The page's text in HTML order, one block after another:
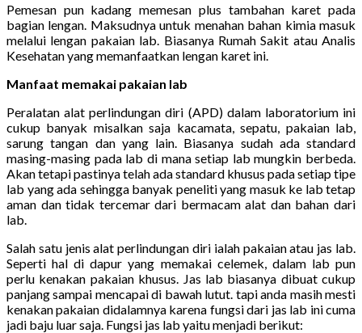
Pemesan pun kadang memesan plus tambahan karet pada
bagian lengan. Maksudnya untuk menahan bahan kimia masuk
melalui lengan pakaian lab. Biasanya Rumah Sakit atau Analis
Kesehatan yang memanfaatkan lengan karet ini.
Manfaat memakai pakaian lab
Peralatan alat perlindungan diri (APD) dalam laboratorium ini
cukup banyak misalkan saja kacamata, sepatu, pakaian lab,
sarung tangan dan yang lain. Biasanya sudah ada standard
masing-masing pada lab di mana setiap lab mungkin berbeda.
Akan tetapi pastinya telah ada standard khusus pada setiap tipe
lab yang ada sehingga banyak peneliti yang masuk ke lab tetap
aman dan tidak tercemar dari bermacam alat dan bahan dari
lab.
Salah satu jenis alat perlindungan diri ialah pakaian atau jas lab.
Seperti hal di dapur yang memakai celemek, dalam lab pun
perlu kenakan pakaian khusus. Jas lab biasanya dibuat cukup
panjang sampai mencapai di bawah lutut. tapi anda masih mesti
kenakan pakaian didalamnya karena fungsi dari jas lab ini cuma
jadi baju luar saja. Fungsi jas lab yaitu menjadi berikut: